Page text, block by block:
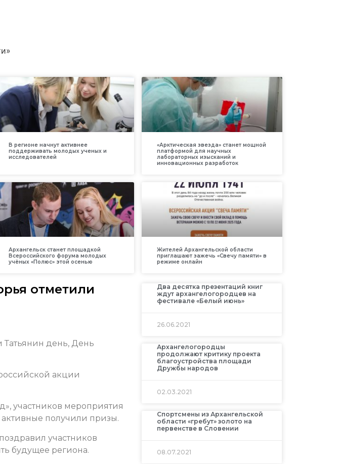
В регионе начнут активнее
поддерживать молодых ученых и
исследователей
«Арктическая звезда» станет мощной
платформой для научных
лабораторных изысканий и
инновационных разработок
Архангельск станет площадкой
Всероссийского форума молодых
учёных «Полюс» этой осенью
Жителей Архангельской области
приглашают зажечь «Свечу памяти» в
режиме онлайн
отметили
Татьянин день, День
акции
участников мероприятия
получили призы.
участников
будущее региона.
Два десятка презентаций книг
ждут архангелогородцев на
фестивале «Белый июнь»
26.06.2021
Архангелогородцы
продолжают критику проекта
благоустройства площади
Дружбы народов
02.03.2021
Спортсмены из Архангельской
области «гребут» золото на
первенстве в Словении
08.07.2021